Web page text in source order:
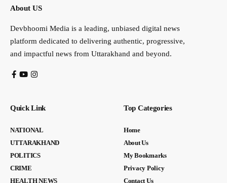
About US
Devbhoomi Media is a leading, unbiased digital news
platform dedicated to delivering authentic, progressive,
and impactful news from Uttarakhand and beyond.
Quick Link
NATIONAL
UTTARAKHAND
POLITICS
CRIME
HEALTH NEWS
Top Categories
Home
About Us
My Bookmarks
Privacy Policy
Contact Us